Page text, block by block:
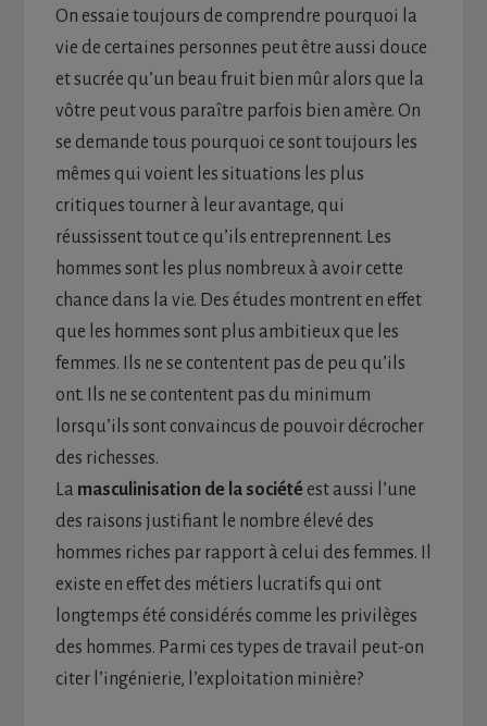
On essaie toujours de comprendre pourquoi la
vie de certaines personnes peut être aussi douce
et sucrée qu’un beau fruit bien mûr alors que la
vôtre peut vous paraître parfois bien amère. On
se demande tous pourquoi ce sont toujours les
mêmes qui voient les situations les plus
critiques tourner à leur avantage, qui
réussissent tout ce qu’ils entreprennent. Les
hommes sont les plus nombreux à avoir cette
chance dans la vie. Des études montrent en effet
que les hommes sont plus ambitieux que les
femmes. Ils ne se contentent pas de peu qu’ils
ont. Ils ne se contentent pas du minimum
lorsqu’ils sont convaincus de pouvoir décrocher
des richesses.
La masculinisation de la société est aussi l’une
des raisons justifiant le nombre élevé des
hommes riches par rapport à celui des femmes. Il
existe en effet des métiers lucratifs qui ont
longtemps été considérés comme les privilèges
des hommes. Parmi ces types de travail peut-on
citer l’ingénierie, l’exploitation minière?